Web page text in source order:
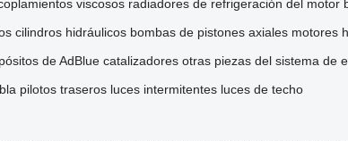
viscosos radiadores de refrigeración del motor
cilindros hidráulicos bombas de pistones axiales motores
de AdBlue catalizadores otras piezas del sistema de
pilotos traseros luces intermitentes luces de techo